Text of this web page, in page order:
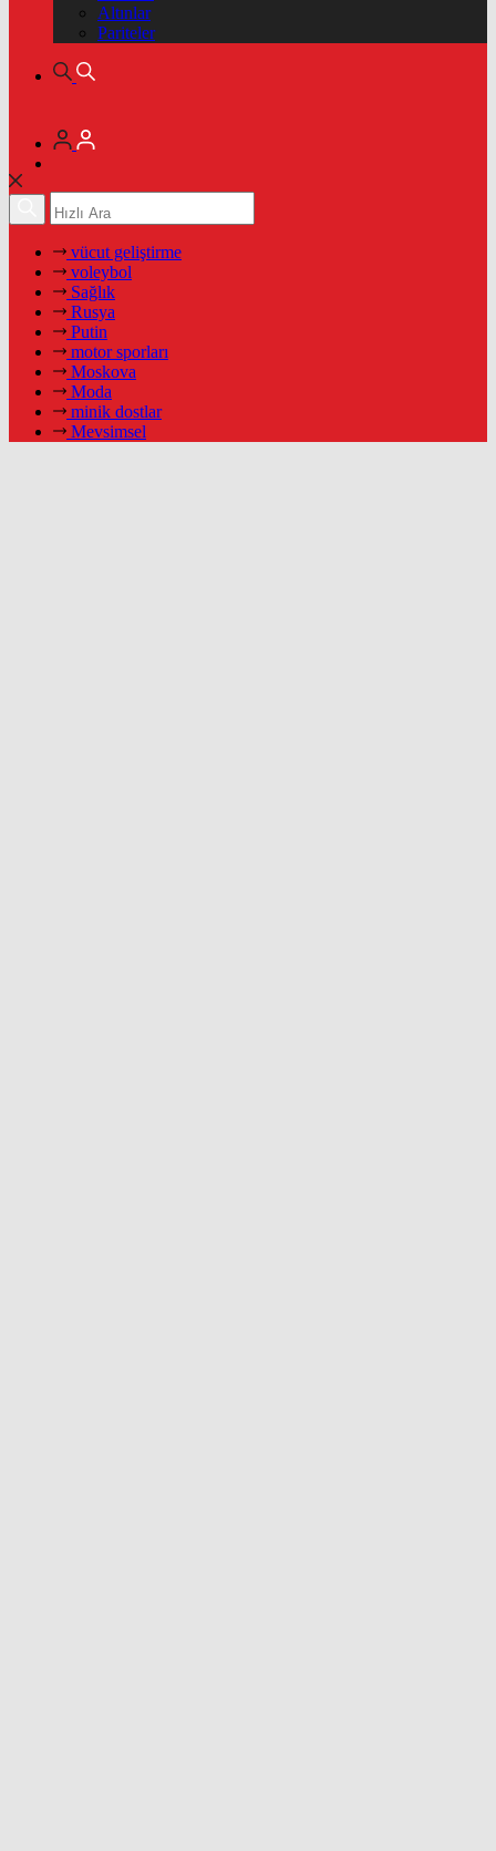
Altınlar
Pariteler
vücut geliştirme
voleybol
Sağlık
Rusya
Putin
motor sporları
Moskova
Moda
minik dostlar
Mevsimsel